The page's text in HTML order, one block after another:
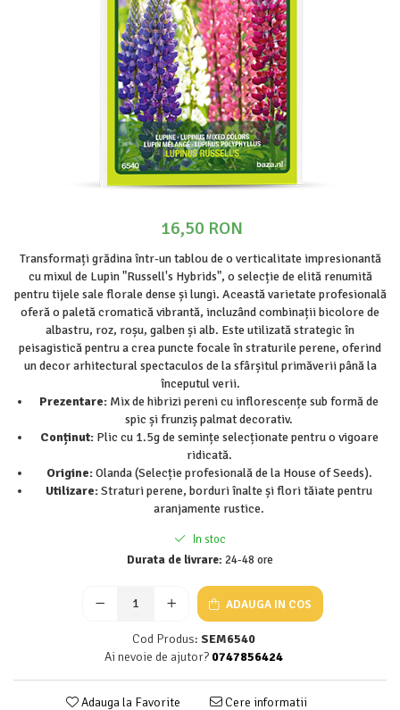
Bulbi de Gaillardia (Kokarda)
Bulbi de Irisi - Stanjenel
Bulbi de Leucanthemum
Bulbi de Ranunculus
Bulbi de Tigridia
Bulbi de Zambile
Bulbi de Zantedeschia
Bulbi Sparaxis
Mixuri de Bulbi
Seminte de Flori
Păr - Pyrus communis
Smochini - Ficus carica
16,50 RON
Transformați grădina într-un tablou de o verticalitate impresionantă
cu mixul de Lupin "Russell's Hybrids", o selecție de elită renumită
pentru tijele sale florale dense și lungi. Această varietate profesională
oferă o paletă cromatică vibrantă, incluzând combinații bicolore de
albastru, roz, roșu, galben și alb. Este utilizată strategic în
peisagistică pentru a crea puncte focale în straturile perene, oferind
un decor arhitectural spectaculos de la sfârșitul primăverii până la
începutul verii.
Prezentare: Mix de hibrizi pereni cu inflorescențe sub formă de
spic și frunziș palmat decorativ.
Conținut:Plic cu 1.5g de semințe selecționate pentru o vigoare
ridicată.
Origine:Olanda (Selecție profesională de la House of Seeds).
Utilizare:Straturi perene, borduri înalte și flori tăiate pentru
aranjamente rustice.
In stoc
Durata de livrare: 24-48 ore
ADAUGA IN COS
Cod Produs: SEM6540
Ai nevoie de ajutor? 0747856424
Adauga la Favorite Cere informatii